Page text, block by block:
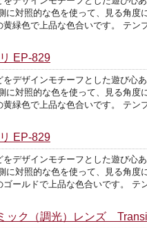
に対照的な色を使って、見る角度
黄緑色で上品な色合いです。 テン
EP-829
をデザインモチーフとした遊び心
に対照的な色を使って、見る角度
黄緑色で上品な色合いです。 テン
EP-829
をデザインモチーフとした遊び心
に対照的な色を使って、見る角度
ゴールドで上品な色合いです。 テ
ック（調光）レンズ